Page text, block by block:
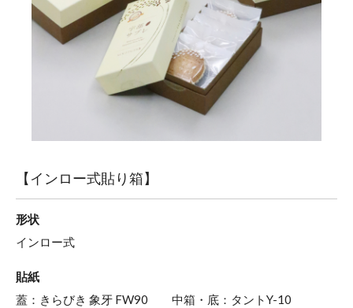
【インロー式貼り箱】
形状
インロー式
貼紙
蓋：きらびき 象牙 FW90 中箱・底：タントY-10